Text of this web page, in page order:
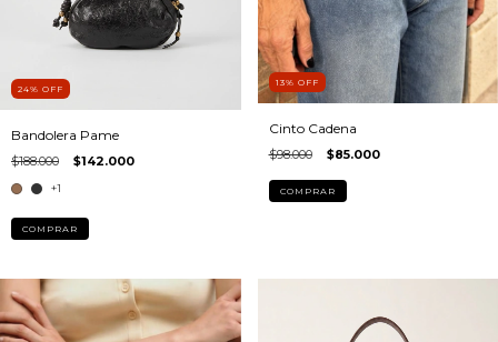
24% OFF
Bandolera Pame
$188.000 $142.000
+1
COMPRAR
13% OFF
Cinto Cadena
$98.000 $85.000
COMPRAR